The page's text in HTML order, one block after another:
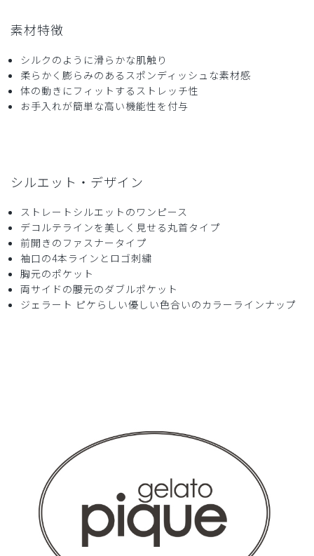
少し丈が長かったけど
生地も柔らかく、着やすいです！
商品： 633ジェラート ピケ&クラシコ 白衣:フォーライ
ンスリーブワンピース/ミント/M
役に立った 0
襟なしのナース服を探していて、とても可愛いのをみつけて
購入しました。
着心地も良く、気に入っています。
商品：
633ジェラート ピケ&クラシコ 白衣:フォーライ
ンスリーブワンピース/ピンク/L
役に立った
素材特徴
シルクのように滑らかな肌触り
柔らかく膨らみのあるスポンディッシュな素材感
体の動きにフィットするストレッチ性
お手入れが簡単な高い機能性を付与
シルエット・デザイン
ストレートシルエットのワンピース
デコルテラインを美しく見せる丸首タイプ
前開きのファスナータイプ
袖口の4本ラインとロゴ刺繍
胸元のポケット
両サイドの腰元のダブルポケット
ジェラート ピケらしい優しい色合いのカラーラインナップ